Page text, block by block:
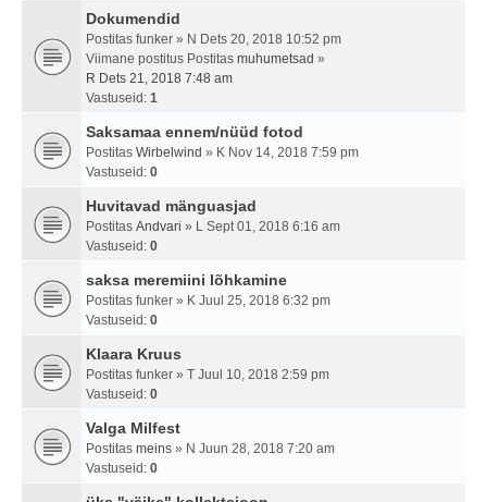
Dokumendid
Postitas funker » N Dets 20, 2018 10:52 pm
Viimane postitus Postitas muhumetsad »
R Dets 21, 2018 7:48 am
Vastuseid: 1
Saksamaa ennem/nüüd fotod
Postitas Wirbelwind » K Nov 14, 2018 7:59 pm
Vastuseid: 0
Huvitavad mänguasjad
Postitas Andvari » L Sept 01, 2018 6:16 am
Vastuseid: 0
saksa meremiini lõhkamine
Postitas funker » K Juul 25, 2018 6:32 pm
Vastuseid: 0
Klaara Kruus
Postitas funker » T Juul 10, 2018 2:59 pm
Vastuseid: 0
Valga Milfest
Postitas meins » N Juun 28, 2018 7:20 am
Vastuseid: 0